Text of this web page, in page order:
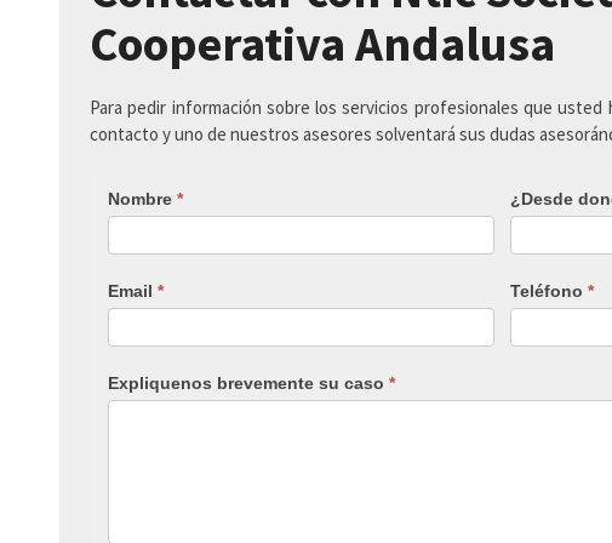
Cooperativa Andalusa
Para pedir información sobre los servicios profesionales que
contacto y uno de nuestros asesores solventará sus dudas
Nombre * ¿Desde
Email * Teléfono *
Expliquenos brevemente su caso *